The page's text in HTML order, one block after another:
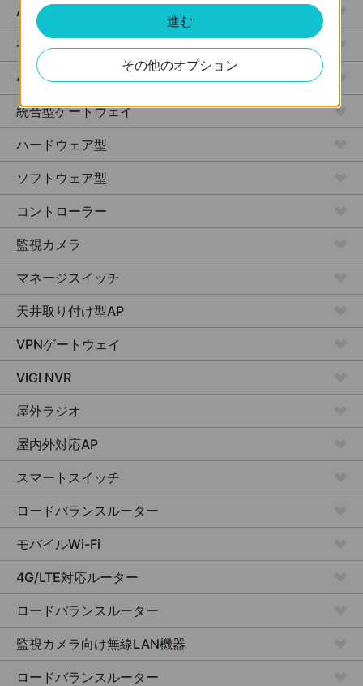
Access
有線LANゲートウェイ
4G対応 Wi-Fiゲートウェイ
統合型ゲートウェイ
ハードウェア型
ソフトウェア型
コントローラー
監視カメラ
マネージスイッチ
天井取り付け型AP
VPNゲートウェイ
VIGI NVR
屋外ラジオ
屋内外対応AP
スマートスイッチ
ロードバランスルーター
モバイルWi-Fi
4G/LTE対応ルーター
ロードバランスルーター
監視カメラ向け無線LAN機器
ロードバランスルーター
進む
その他のオプション